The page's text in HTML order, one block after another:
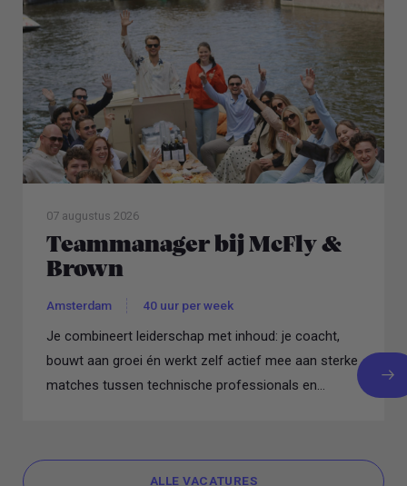
07 augustus 2026
Teammanager bij McFly &
Brown
Amsterdam 40 uur per week
Je combineert leiderschap met inhoud: je coacht,
bouwt aan groei én werkt zelf actief mee aan sterke
matches tussen technische professionals en
ALLE VACATURES